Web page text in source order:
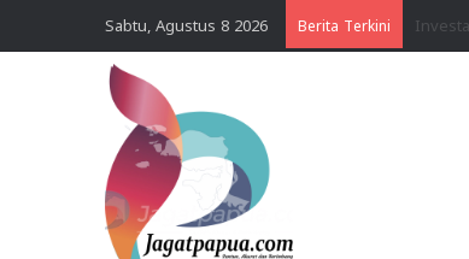
Sabtu, Agustus 8 2026 Berita Terkini